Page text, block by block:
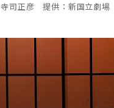
寺司正彦 提供：新国立劇場